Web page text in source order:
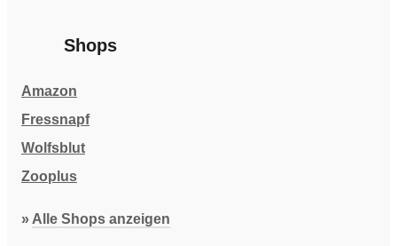
Shops
Amazon
Fressnapf
Wolfsblut
Zooplus
» Alle Shops anzeigen